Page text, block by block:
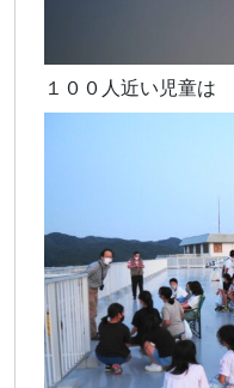
１００人近い児童は